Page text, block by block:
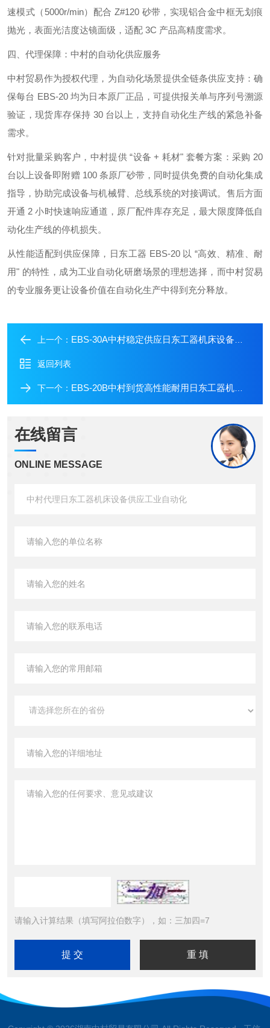
速模式（5000r/min）配合 Z#120 砂带，实现铝合金中框无划痕
抛光，表面光洁度达镜面级，适配 3C 产品高精度需求。
四、代理保障：中村的自动化供应服务
中村贸易作为授权代理，为自动化场景提供全链条供应支持：确
保每台 EBS-20 均为日本原厂正品，可提供报关单与序列号溯源
验证，现货库存保持 30 台以上，支持自动化生产线的紧急补备
需求。
针对批量采购客户，中村提供 “设备 + 耗材" 套餐方案：采购 20
台以上设备即附赠 100 条原厂砂带，同时提供免费的自动化集成
指导，协助完成设备与机械臂、总线系统的对接调试。售后方面
开通 2 小时快速响应通道，原厂配件库存充足，最大限度降低自
动化生产线的停机损失。
从性能适配到供应保障，日东工器 EBS-20 以 “高效、精准、耐
用" 的特性，成为工业自动化研磨场景的理想选择，而中村贸易
的专业服务更让设备价值在自动化生产中得到充分释放。
上一个： EBS-30A中村稳定供应日东工器机床设备正品到货
返回列表
下一个： EBS-20B中村到货高性能耐用日东工器机床设备
在线留言
ONLINE MESSAGE
请输入计算结果（填写阿拉伯数字），如：三加四=7